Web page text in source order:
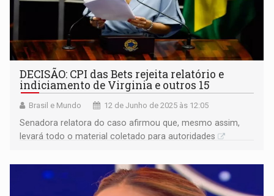
DECISÃO: CPI das Bets rejeita relatório e
indiciamento de Virginia e outros 15
Brasil e Mundo 12 de Junho de 2025 às 12:05
Senadora relatora do caso afirmou que, mesmo assim,
levará todo o material coletado para autoridades